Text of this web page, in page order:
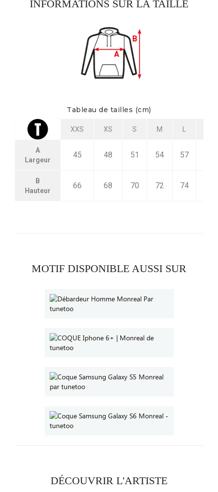
INFORMATIONS SUR LA TAILLE
Tableau de tailles (cm)
XXS XS S M L
A
Largeur
45 48 51 54 57
B
Hauteur
66 68 70 72 74
MOTIF DISPONIBLE AUSSI SUR
DÉCOUVRIR L'ARTISTE